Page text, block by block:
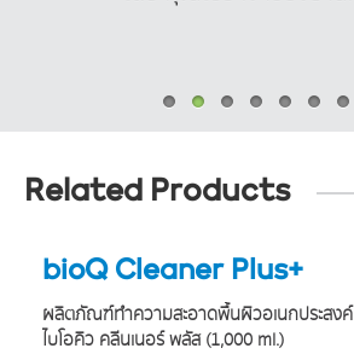
Related Products
bioQ Cleaner Plus+
ผลิตภัณฑ์ทำความสะอาดพื้นผิวอเนกประสงค์
ไบโอคิว คลีนเนอร์ พลัส(1,000 ml.)